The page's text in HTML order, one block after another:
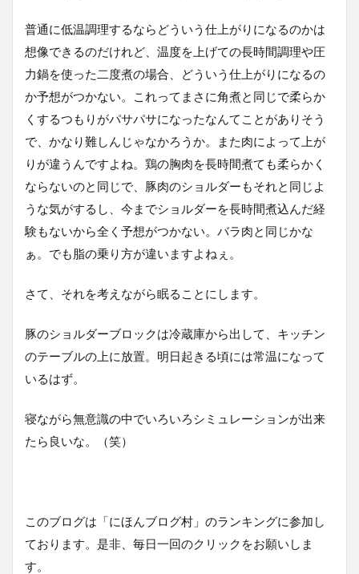
普通に低温調理するならどういう仕上がりになるのかは
想像できるのだけれど、温度を上げての長時間調理や圧
力鍋を使った二度煮の場合、どういう仕上がりになるの
か予想がつかない。これってまさに角煮と同じで柔らか
くするつもりがパサパサになったなんてことがありそう
で、かなり難しんじゃなかろうか。また肉によって上が
りが違うんですよね。鶏の胸肉を長時間煮ても柔らかく
ならないのと同じで、豚肉のショルダーもそれと同じよ
うな気がするし、今までショルダーを長時間煮込んだ経
験もないから全く予想がつかない。バラ肉と同じかな
ぁ。でも脂の乗り方が違いますよねぇ。
さて、それを考えながら眠ることにします。
豚のショルダーブロックは冷蔵庫から出して、キッチン
のテーブルの上に放置。明日起きる頃には常温になって
いるはず。
寝ながら無意識の中でいろいろシミュレーションが出来
たら良いな。（笑）
このブログは「にほんブログ村」のランキングに参加し
ております。是非、毎日一回のクリックをお願いしま
す。